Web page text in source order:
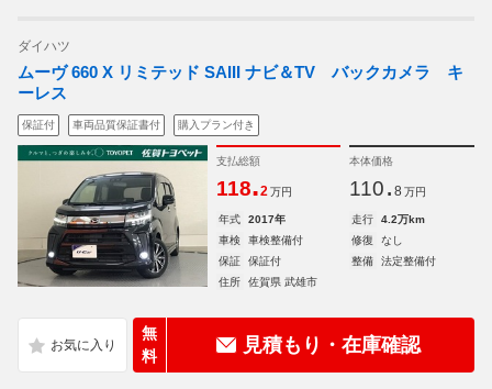
ダイハツ
ムーヴ 660 X リミテッド SAIII ナビ＆TV バックカメラ キ
ーレス
保証付 車両品質保証書付 購入プラン付き
支払総額
118.2 万円
本体価格
110. 8 万円
年式 2017年 走行
4.2万km
車検
車検整備付 修復
なし
保証
保証付 整備
法定整備付
住所
佐賀県 武雄市
無
料
見積もり・在庫確認